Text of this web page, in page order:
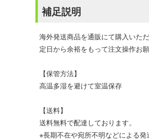
補足説明
海外発送商品を通販にて購入いた
定日から余裕をもって注文操作お
【保管方法】
高温多湿を避けて室温保存
【送料】
送料無料で配達しております。
※長期不在や宛所不明などによる